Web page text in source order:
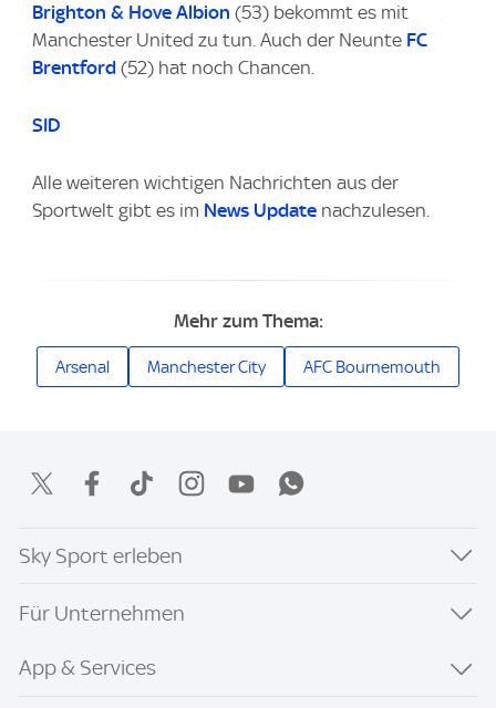
Brighton & Hove Albion (53) bekommt es mit
Manchester United zu tun. Auch der Neunte FC
Brentford (52) hat noch Chancen.
SID
Alle weiteren wichtigen Nachrichten aus der
Sportwelt gibt es im News Update nachzulesen.
Mehr zum Thema:
Arsenal Manchester City AFC Bournemouth
Sky Sport erleben
Für Unternehmen
App & Services